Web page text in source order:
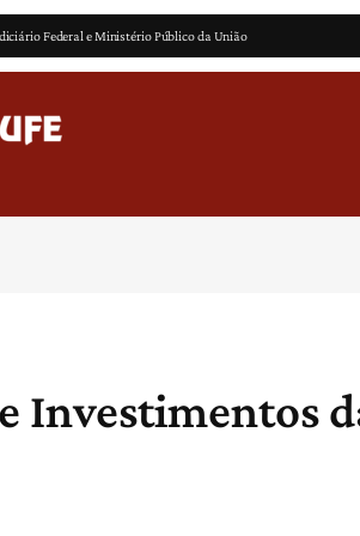
Federal e Ministério Público da União
Investimentos